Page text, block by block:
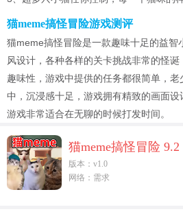
猫meme搞怪冒险游戏测评
猫meme搞怪冒险是一款趣味十足的益智
风设计，各种各样的关卡挑战非常的怪
趣味性，游戏中提供的任务都很简单，
中，沉浸感十足，游戏拥有精致的画面
游戏非常适合在无聊的时候打发时间。
猫meme搞怪冒险 9.2
版本：v1.0
网络：需求